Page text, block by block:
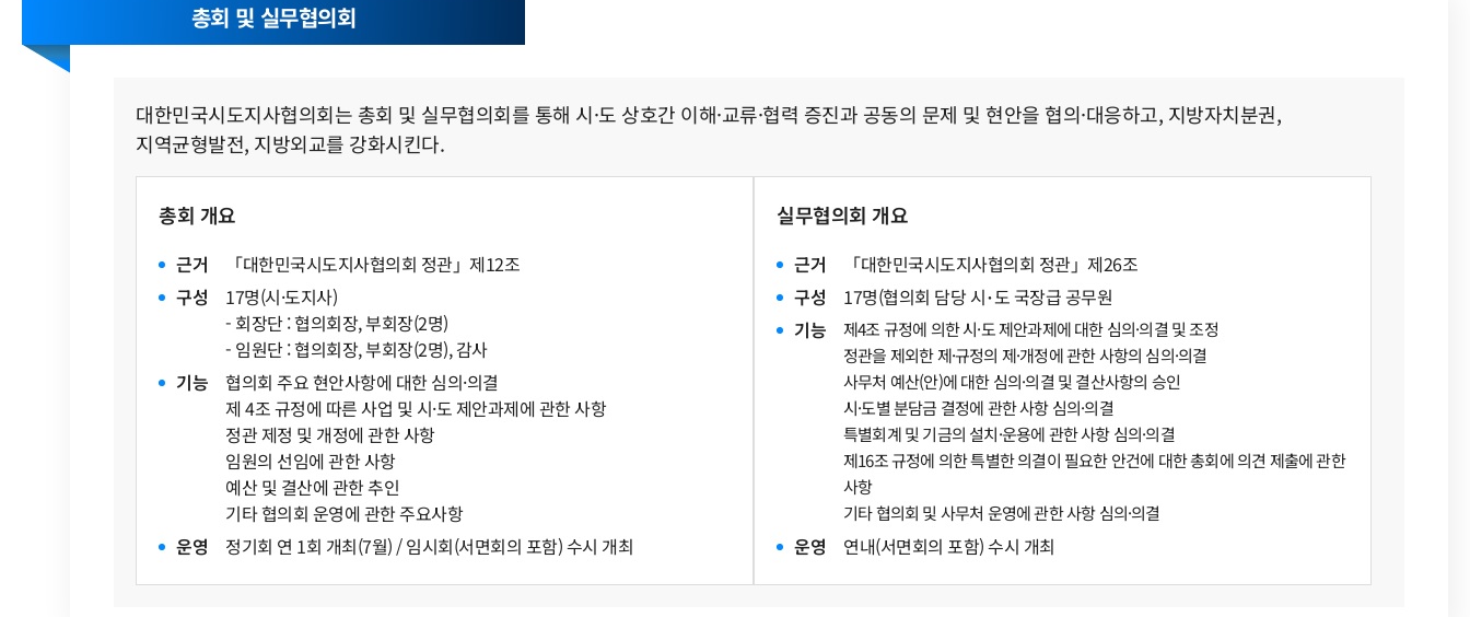
총회 및 실무협의회
대한민국시도지사협의회는 총회 및 실무협의회를 통해 시·도 상호간 이해·교류·협력 증진과 공동의 문제 및 현안을 협의·대응하고, 지방자치분권,
지역균형발전, 지방외교를 강화시킨다.
총회 개요
근거
「대한민국시도지사협의회 정관」제12조
구성
17명(시·도지사)
- 회장단 : 협의회장, 부회장(2명)
- 임원단 : 협의회장, 부회장(2명), 감사
기능
협의회 주요 현안사항에 대한 심의·의결
제 4조 규정에 따른 사업 및 시·도 제안과제에 관한 사항
정관 제정 및 개정에 관한 사항
임원의 선임에 관한 사항
예산 및 결산에 관한 추인
기타 협의회 운영에 관한 주요사항
운영 정기회 연 1회 개최(7월) / 임시회(서면회의 포함) 수시 개최
실무협의회 개요
근거
「대한민국시도지사협의회 정관」제26조
구성
17명(협의회 담당 시･도 국장급 공무원
기능
제4조 규정에 의한 시·도 제안과제에 대한 심의·의결 및 조정
정관을 제외한 제·규정의 제·개정에 관한 사항의 심의·의결
사무처 예산(안)에 대한 심의·의결 및 결산사항의 승인
시·도별 분담금 결정에 관한 사항 심의·의결
특별회계 및 기금의 설치·운용에 관한 사항 심의·의결
제16조 규정에 의한 특별한 의결이 필요한 안건에 대한 총회에 의견 제출에 관한
사항
기타 협의회 및 사무처 운영에 관한 사항 심의·의결
운영 연내(서면회의 포함) 수시 개최